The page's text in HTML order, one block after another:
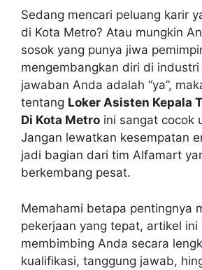
Sedang mencari peluang karir
di Kota Metro? Atau mungkin
sosok yang punya jiwa
mengembangkan diri di industri
jawaban Anda adalah “ya”,
tentang Loker Asisten Kepala
Di Kota Metro ini sangat cocok
Jangan lewatkan kesempatan
jadi bagian dari tim Alfamart
berkembang pesat.
Memahami betapa pentingnya
pekerjaan yang tepat, artikel
membimbing Anda secara
kualifikasi, tanggung jawab,